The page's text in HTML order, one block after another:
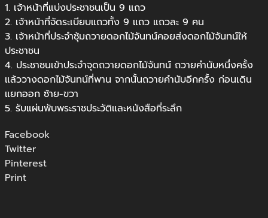
1. เจ้าหน้าที่แบ่งประชาชนเป็น 9 แถว
2. เจ้าหน้าที่จัดระเบียบแถวทั้ง 9 แถว แถวละ 9 คน
3. เจ้าหน้าที่ประจำซุ้มถวายดอกไม้จันทน์คอยส่งดอกไม้จันทน์ให้
ประชาชน
4. ประชาชนเข้าประจำจุดถวายดอกไม้จันทน์ ถวายคำนับหนึ่งครั้ง
แล้ววางดอกไม้จันทน์ที่พาน จากนั้นถวายคำนับอีกครั้ง ก่อนเดิน
แยกออก ซ้าย-ขวา
5. รับแผ่นพับพระราชประวัติและหนังสือที่ระลึก
Facebook
Twitter
Pinterest
Print